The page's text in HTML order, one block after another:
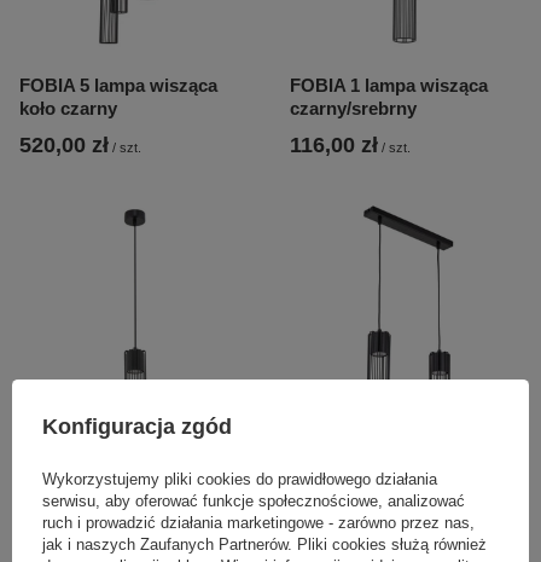
FOBIA 5 lampa wisząca
koło czarny
520,00 zł / szt.
FOBIA 1 lampa wisząca
czarny/srebrny
116,00 zł / szt.
FOBIA 1 lampa wisząca
czarny
116,00 zł / szt.
FOBIA 2 lampa wisząca
prosty czarny
219,00 zł / szt.
Konfiguracja zgód
Wykorzystujemy pliki cookies do prawidłowego działania
serwisu, aby oferować funkcje społecznościowe, analizować
ruch i prowadzić działania marketingowe - zarówno przez nas,
jak i naszych Zaufanych Partnerów. Pliki cookies służą również